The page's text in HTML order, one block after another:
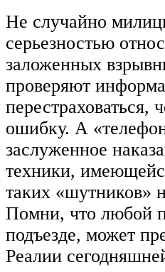
Не случайно
серьезностью
заложенных
проверяют
перестраховаться,
ошибку. А
заслуженное
техники,
таких «шутников»
Помни, что любой
подъезде, может
Реалии